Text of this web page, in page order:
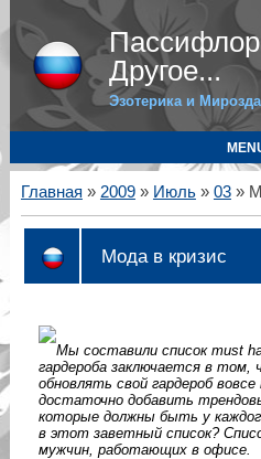
Другое...
Эзотерика и
Главная » 2009 » Июль » 03»
Мода в кризис
Мы составили список must
гардероба заключается в том,
обновлять свой гардероб
достаточно добавить
которые должны быть у
в этот заветный список?
мужчин, работающих в офисе.